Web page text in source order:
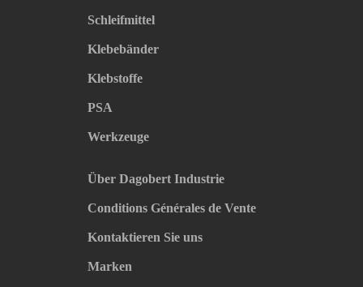
Schleifmittel
Klebebänder
Klebstoffe
PSA
Werkzeuge
Über Dagobert Industrie
Conditions Générales de Vente
Kontaktieren Sie uns
Marken